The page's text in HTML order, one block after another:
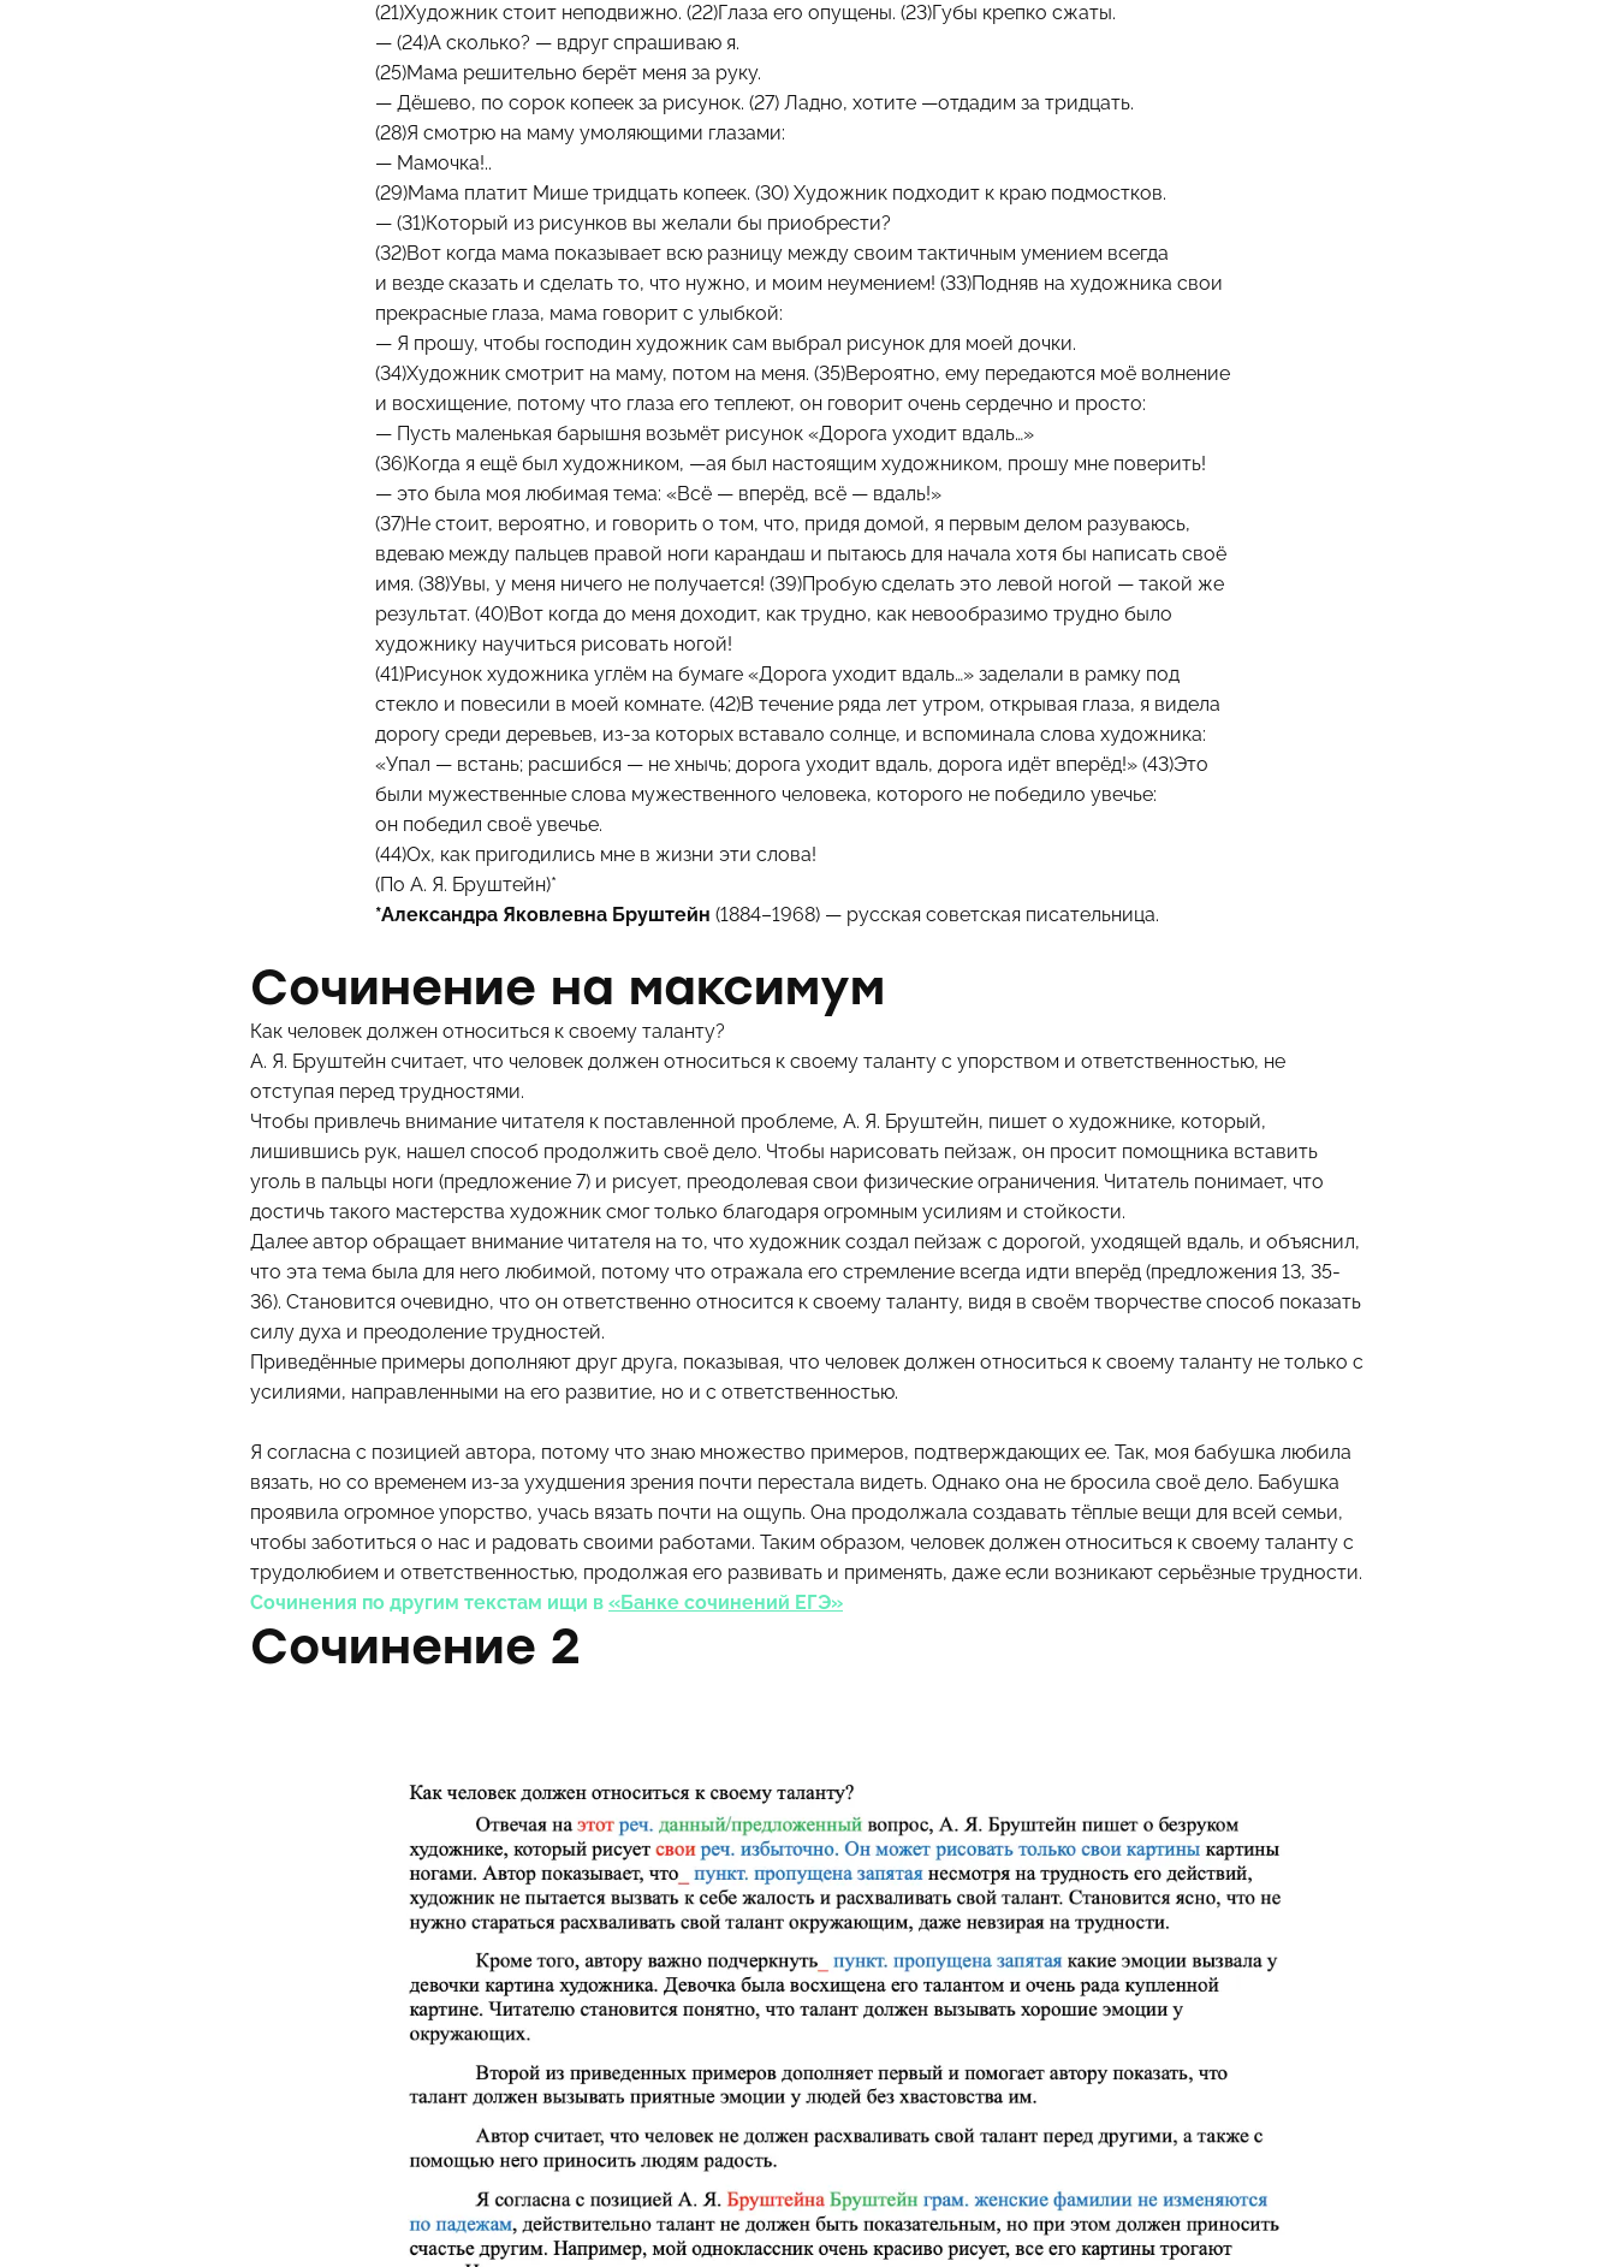
(21)Художник стоит неподвижно. (22)Глаза его опущены. (23)Губы крепко сжаты.
— (24)А сколько? — вдруг спрашиваю я.
(25)Мама решительно берёт меня за руку.
— Дёшево, по сорок копеек за рисунок. (27) Ладно, хотите —отдадим за тридцать.
(28)Я смотрю на маму умоляющими глазами:
— Мамочка!..
(29)Мама платит Мише тридцать копеек. (30) Художник подходит к краю подмостков.
— (31)Который из рисунков вы желали бы приобрести?
(32)Вот когда мама показывает всю разницу между своим тактичным умением всегда
и везде сказать и сделать то, что нужно, и моим неумением! (33)Подняв на художника свои
прекрасные глаза, мама говорит с улыбкой:
— Я прошу, чтобы господин художник сам выбрал рисунок для моей дочки.
(34)Художник смотрит на маму, потом на меня. (35)Вероятно, ему передаются моё волнение
и восхищение, потому что глаза его теплеют, он говорит очень сердечно и просто:
— Пусть маленькая барышня возьмёт рисунок «Дорога уходит вдаль…»
(36)Когда я ещё был художником, —ая был настоящим художником, прошу мне поверить!
— это была моя любимая тема: «Всё — вперёд, всё — вдаль!»
(37)Не стоит, вероятно, и говорить о том, что, придя домой, я первым делом разуваюсь,
вдеваю между пальцев правой ноги карандаш и пытаюсь для начала хотя бы написать своё
имя. (38)Увы, у меня ничего не получается! (39)Пробую сделать это левой ногой — такой же
результат. (40)Вот когда до меня доходит, как трудно, как невообразимо трудно было
художнику научиться рисовать ногой!
(41)Рисунок художника углём на бумаге «Дорога уходит вдаль…» заделали в рамку под
стекло и повесили в моей комнате. (42)В течение ряда лет утром, открывая глаза, я видела
дорогу среди деревьев, из-за которых вставало солнце, и вспоминала слова художника:
«Упал — встань; расшибся — не хнычь; дорога уходит вдаль, дорога идёт вперёд!» (43)Это
были мужественные слова мужественного человека, которого не победило увечье:
он победил своё увечье.
(44)Ох, как пригодились мне в жизни эти слова!
(По А. Я. Бруштейн)*
*Александра Яковлевна Бруштейн (1884–1968) — русская советская писательница.
Сочинение на максимум
Как человек должен относиться к своему таланту?
А. Я. Бруштейн считает, что человек должен относиться к своему таланту с упорством и ответственностью, не
отступая перед трудностями.
Чтобы привлечь внимание читателя к поставленной проблеме, А. Я. Бруштейн, пишет о художнике, который,
лишившись рук, нашел способ продолжить своё дело. Чтобы нарисовать пейзаж, он просит помощника вставить
уголь в пальцы ноги (предложение 7) и рисует, преодолевая свои физические ограничения. Читатель понимает, что
достичь такого мастерства художник смог только благодаря огромным усилиям и стойкости.
Далее автор обращает внимание читателя на то, что художник создал пейзаж с дорогой, уходящей вдаль, и объяснил,
что эта тема была для него любимой, потому что отражала его стремление всегда идти вперёд (предложения 13, 35-
36). Становится очевидно, что он ответственно относится к своему таланту, видя в своём творчестве способ показать
силу духа и преодоление трудностей.
Приведённые примеры дополняют друг друга, показывая, что человек должен относиться к своему таланту не только с
усилиями, направленными на его развитие, но и с ответственностью.
Я согласна с позицией автора, потому что знаю множество примеров, подтверждающих ее. Так, моя бабушка любила
вязать, но со временем из-за ухудшения зрения почти перестала видеть. Однако она не бросила своё дело. Бабушка
проявила огромное упорство, учась вязать почти на ощупь. Она продолжала создавать тёплые вещи для всей семьи,
чтобы заботиться о нас и радовать своими работами. Таким образом, человек должен относиться к своему таланту с
трудолюбием и ответственностью, продолжая его развивать и применять, даже если возникают серьёзные трудности.
Сочинения по другим текстам ищи в «Банке сочинений ЕГЭ»
Сочинение 2